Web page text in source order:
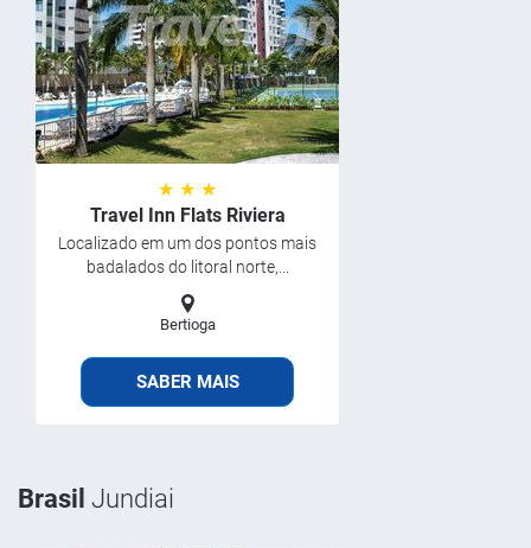
★ ★ ★
Travel Inn Flats Riviera
Localizado em um dos pontos mais
badalados do litoral norte,...
Bertioga
SABER MAIS
Brasil Jundiai